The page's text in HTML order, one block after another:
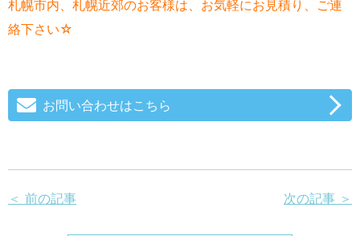
札幌市内、札幌近郊のお客様は、お気軽にお見積り、ご連
絡下さい☆
お問い合わせはこちら
＜ 前の記事 次の記事 ＞